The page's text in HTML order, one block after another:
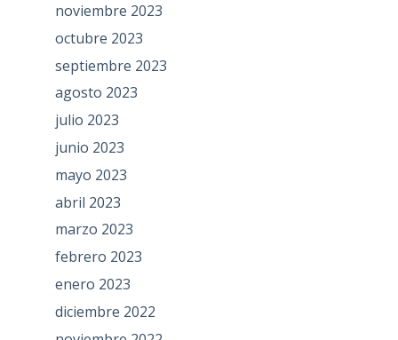
noviembre 2023
octubre 2023
septiembre 2023
agosto 2023
julio 2023
junio 2023
mayo 2023
abril 2023
marzo 2023
febrero 2023
enero 2023
diciembre 2022